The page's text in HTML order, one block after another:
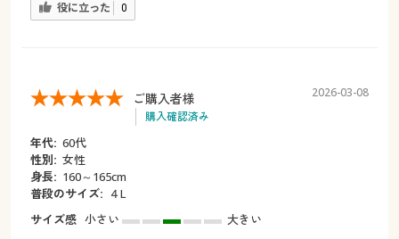
役に立った 0
ご購入者様
購入確認済み
2026-03-08
年代: 60代
性別: 女性
身長: 160～165cm
普段のサイズ: ４L
サイズ感 小さい
大きい